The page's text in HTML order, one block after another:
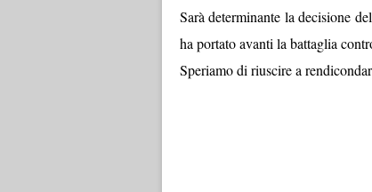
Sarà determinante la decisione
ha portato avanti la battaglia
Speriamo di riuscire a